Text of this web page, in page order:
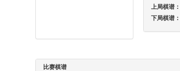
上局棋谱：
下局棋谱：
比赛棋谱